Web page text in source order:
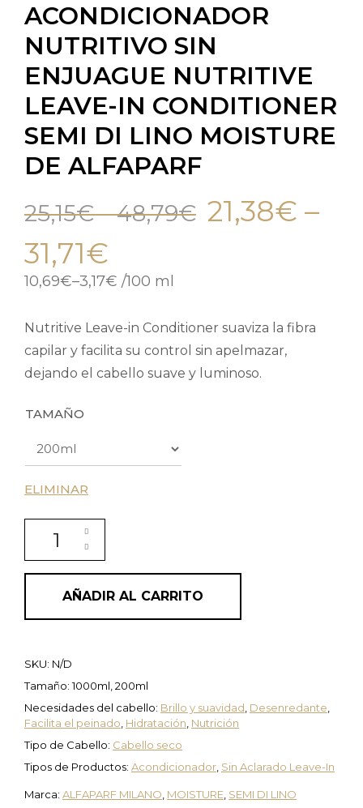
ACONDICIONADOR
NUTRITIVO SIN
ENJUAGUE NUTRITIVE
LEAVE-IN CONDITIONER
SEMI DI LINO MOISTURE
DE ALFAPARF
25,15€–48,79€ 21,38€ –
31,71€
10,69€–3,17€ /100 ml
Nutritive Leave-in Conditioner suaviza la fibra
capilar y facilita su control sin apelmazar,
dejando el cabello suave y luminoso.
TAMAÑO
ELIMINAR
Acondicionador nutritivo sin enjuague Nutritive
AÑADIR AL CARRITO
SKU: N/D
Tamaño: 1000ml, 200ml
Necesidades del cabello: Brillo y suavidad, Desenredante,
Facilita el peinado, Hidratación, Nutrición
Tipo de Cabello: Cabello seco
Tipos de Productos: Acondicionador, Sin Aclarado Leave-In
Marca: ALFAPARF MILANO, MOISTURE, SEMI DI LINO